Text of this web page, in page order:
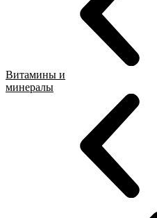
Витамины и
минералы